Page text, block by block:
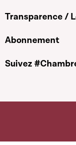
Transparence /
Abonnement
Suivez